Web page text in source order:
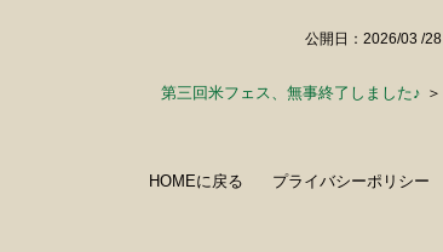
公開日：2026/03 /28
第三回米フェス、無事終了しました♪ ＞
HOMEに戻る プライバシーポリシー